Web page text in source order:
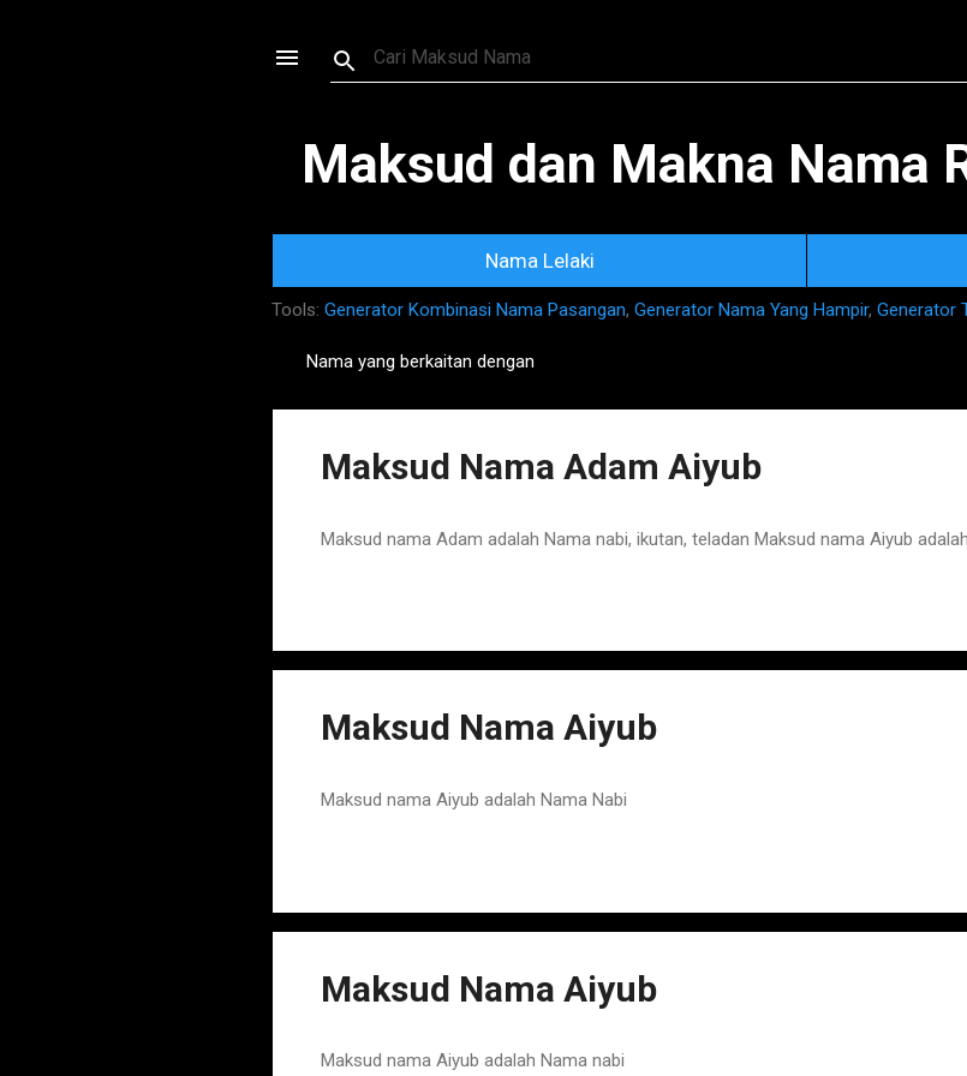
Maksud dan Makna Nama
Nama Lelaki
Tools: Generator Kombinasi Nama Pasangan, Generator Nama Yang Hampir, Generator
o
Nama yang berkaitan dengan
Maksud Nama Adam Aiyub
Maksud nama Adam adalah Nama nabi, ikutan, teladan Maksud nama Aiyub
Maksud Nama Aiyub
Maksud nama Aiyub adalah Nama Nabi
Maksud Nama Aiyub
Maksud nama Aiyub adalah Nama nabi